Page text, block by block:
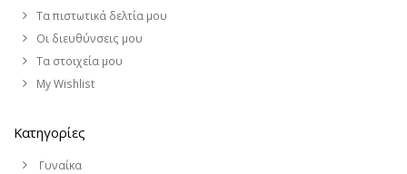
Τα πιστωτικά δελτία μου
Οι διευθύνσεις μου
Τα στοιχεία μου
My Wishlist
Κατηγορίες
Γυναίκα